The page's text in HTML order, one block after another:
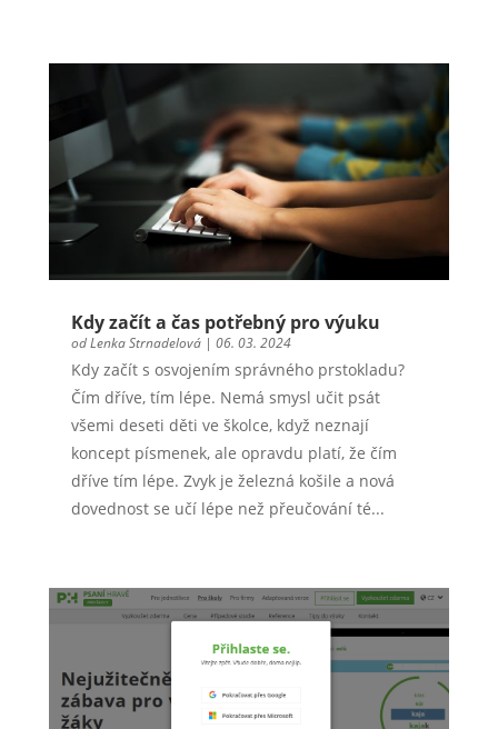
Kdy začít a čas potřebný pro výuku
odLenka Strnadelová| 06. 03. 2024
Kdy začít s osvojením správného prstokladu?
Čím dříve, tím lépe. Nemá smysl učit psát
všemi deseti děti ve školce, když neznají
koncept písmenek, ale opravdu platí, že čím
dříve tím lépe. Zvyk je železná košile a nová
dovednost se učí lépe než přeučování té...